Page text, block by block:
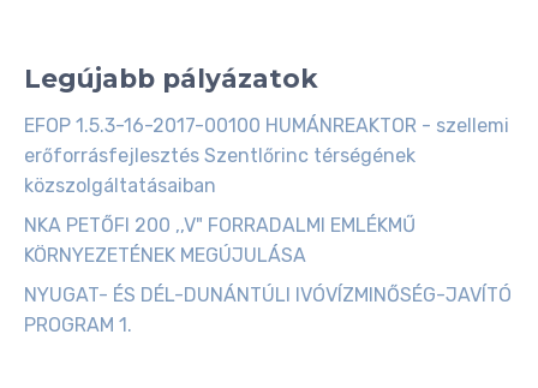
Legújabb pályázatok
EFOP 1.5.3-16-2017-00100 HUMÁNREAKTOR - szellemi
erőforrásfejlesztés Szentlőrinc térségének
közszolgáltatásaiban
NKA PETŐFI 200 ,,V" FORRADALMI EMLÉKMŰ
KÖRNYEZETÉNEK MEGÚJULÁSA
NYUGAT- ÉS DÉL-DUNÁNTÚLI IVÓVÍZMINŐSÉG-JAVÍTÓ
PROGRAM 1.